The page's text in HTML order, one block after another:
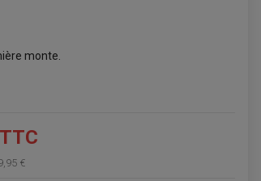
monte.
€